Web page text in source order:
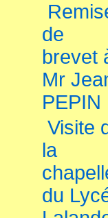
de
brevet
Mr
PEPIN
Visite
la
du